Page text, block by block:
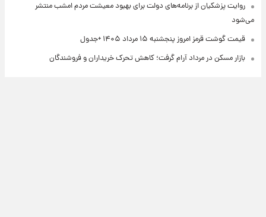
روایت پزشکیان از برنامه‌های دولت برای بهبود معیشت مردم امشب منتشر
می‌شود
قیمت گوشت قرمز امروز پنجشنبه ۱۵ مرداد ۱۴۰۵ +جدول
بازار مسکن در مرداد آرام گرفت؛ کاهش تحرک خریداران و فروشندگان